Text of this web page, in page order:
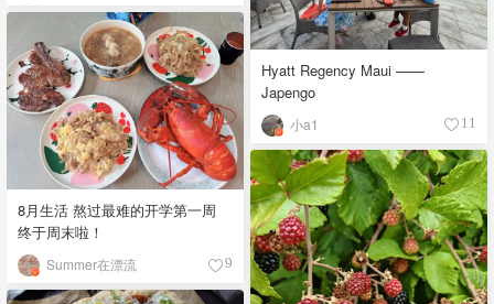
Hyatt Regency Maui ——
Japengo
小a1 11
8月生活 熬过最难的开学第一周
终于周末啦！
Summer在漂流 9